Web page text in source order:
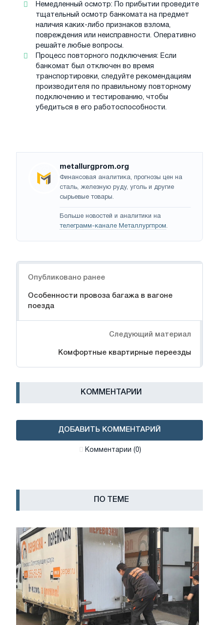
Немедленный осмотр: По прибытии проведите
тщательный осмотр банкомата на предмет
наличия каких-либо признаков взлома,
повреждения или неисправности. Оперативно
решайте любые вопросы.
Процесс повторного подключения: Если
банкомат был отключен во время
транспортировки, следуйте рекомендациям
производителя по правильному повторному
подключению и тестированию, чтобы
убедиться в его работоспособности.
metallurgprom.org
Финансовая аналитика, прогнозы цен на
сталь, железную руду, уголь и другие
сырьевые товары.
Больше новостей и аналитики на
телеграмм-канале Металлургпром.
Опубликовано ранее
Особенности провоза багажа в вагоне
поезда
Следующий материал
Комфортные квартирные переезды
КОММЕНТАРИИ
ДОБАВИТЬ КОММЕНТАРИЙ
Комментарии (0)
ПО ТЕМЕ